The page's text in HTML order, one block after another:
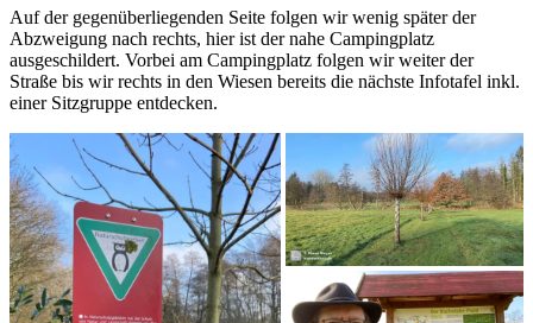
Auf der gegenüberliegenden Seite folgen wir wenig später der
Abzweigung nach rechts, hier ist der nahe Campingplatz
ausgeschildert. Vorbei am Campingplatz folgen wir weiter der
Straße bis wir rechts in den Wiesen bereits die nächste Infotafel inkl.
einer Sitzgruppe entdecken.